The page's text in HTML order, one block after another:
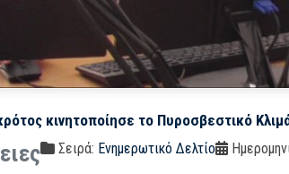
κινητοποίησε το Πυροσβεστικό
Σειρά: Ενημερωτικό Δελτίο